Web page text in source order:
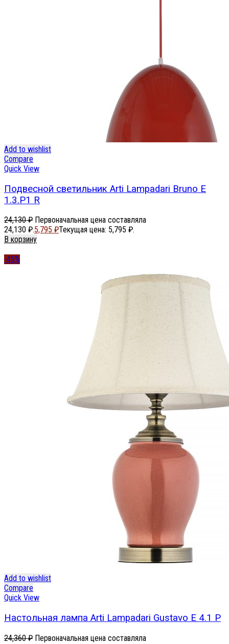
Add to wishlist
Compare
Quick View
Подвесной светильник Arti Lampadari Bruno E
1.3.P1 R
24,130₽ Первоначальная цена составляла
24,130 ₽.5,795 ₽Текущая цена: 5,795 ₽.
В корзину
-45%
Add to wishlist
Compare
Quick View
Настольная лампа Arti Lampadari Gustavo E 4.1 P
24,360₽ Первоначальная цена составляла